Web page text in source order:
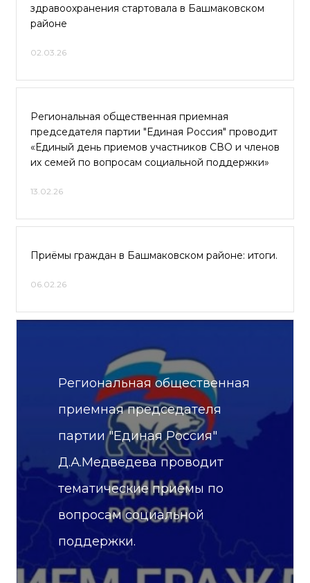
здравоохранения стартовала в Башмаковском
районе
02.03.26
Региональная общественная приемная
председателя партии "Единая Россия" проводит
«Единый день приемов участников СВО и членов
их семей по вопросам социальной поддержки»
13.02.26
Приёмы граждан в Башмаковском районе: итоги.
06.02.26
Региональная общественная
приемная председателя
партии "Единая Россия"
Д.А.Медведева проводит
тематические приемы по
вопросам социальной
поддержки.